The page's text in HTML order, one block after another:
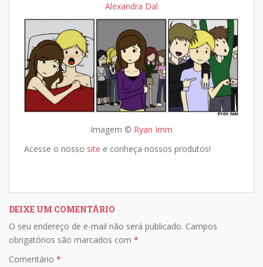
Alexandra Dal
Imagem © Ryan Imm
Acesse o nosso site e conheça nossos produtos!
DEIXE UM COMENTÁRIO
O seu endereço de e-mail não será publicado. Campos
obrigatórios são marcados com *
Comentário *